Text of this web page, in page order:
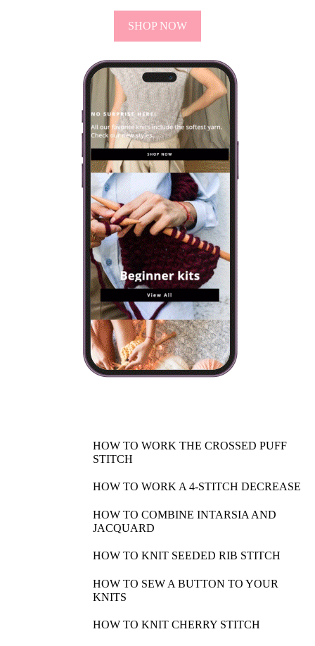
SHOP NOW
HOW TO WORK THE CROSSED PUFF
STITCH
HOW TO WORK A 4-STITCH DECREASE
HOW TO COMBINE INTARSIA AND
JACQUARD
HOW TO KNIT SEEDED RIB STITCH
HOW TO SEW A BUTTON TO YOUR
KNITS
HOW TO KNIT CHERRY STITCH